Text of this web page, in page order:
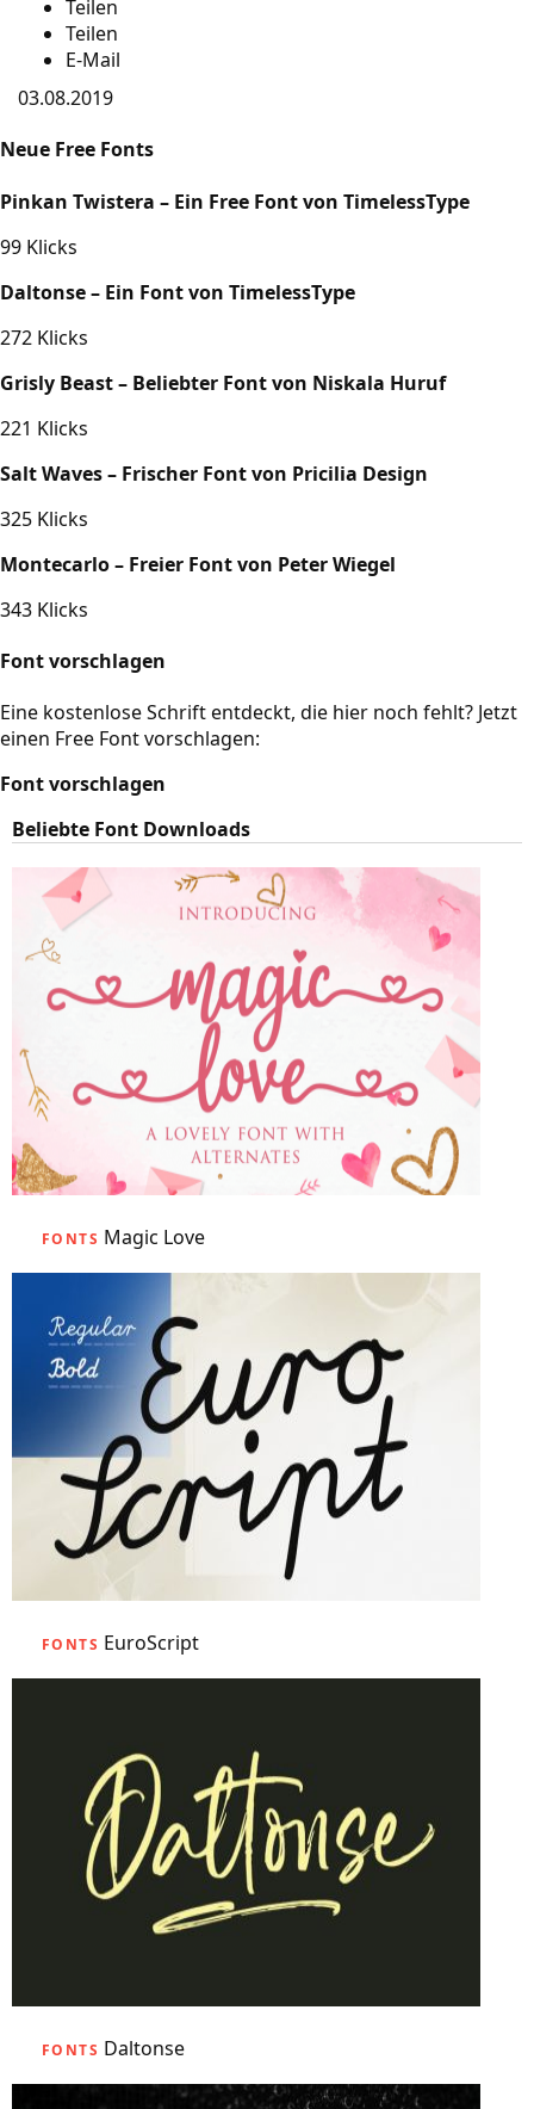
Teilen
Teilen
E-Mail
03.08.2019
Neue Free Fonts
Pinkan Twistera – Ein Free Font von TimelessType
99 Klicks
Daltonse – Ein Font von TimelessType
272 Klicks
Grisly Beast – Beliebter Font von Niskala Huruf
221 Klicks
Salt Waves – Frischer Font von Pricilia Design
325 Klicks
Montecarlo – Freier Font von Peter Wiegel
343 Klicks
Font vorschlagen
Eine kostenlose Schrift entdeckt, die hier noch fehlt? Jetzt
einen Free Font vorschlagen:
Font vorschlagen
Beliebte Font Downloads
FONTS Magic Love
FONTS EuroScript
FONTS Daltonse